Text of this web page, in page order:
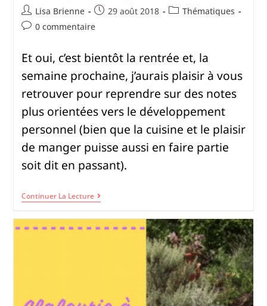
Lisa Brienne 29 août 2018
Thématiques
0 commentaire
Et oui, c’est bientôt la rentrée et, la
semaine prochaine, j’aurais plaisir à vous
retrouver pour reprendre sur des notes
plus orientées vers le développement
personnel (bien que la cuisine et le plaisir
de manger puisse aussi en faire partie
soit dit en passant).
Continuer La Lecture